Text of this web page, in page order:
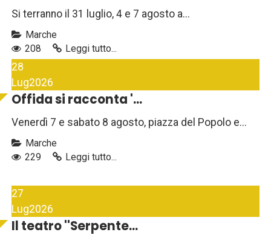
Si terranno il 31 luglio, 4 e 7 agosto a...
Marche
208
Leggi tutto...
28
Lug2026
Offida si racconta '...
Venerdì 7 e sabato 8 agosto, piazza del Popolo e...
Marche
229
Leggi tutto...
27
Lug2026
Il teatro ''Serpente...